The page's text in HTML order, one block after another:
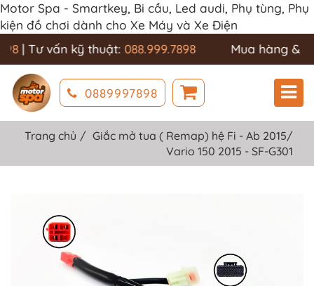
Motor Spa - Smartkey, Bi cầu, Led audi, Phụ tùng, Phụ
kiện đồ chơi dành cho Xe Máy và Xe Điện
| Tư vấn kỹ thuật:088.999.7898 Mua hàng &
0889997898
Trang chủ
Giắc mở tua ( Remap) hệ Fi - Ab 2015/
Vario 150 2015 - SF-G301